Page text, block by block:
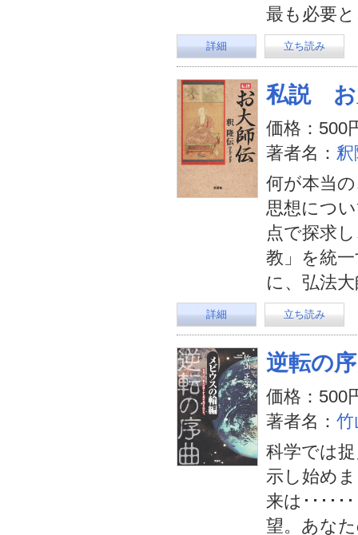
最も必要
詳細 立ち読み
私説 お
価格：500
著者名：
何が本当
思想につ
点で探求
教」を統
に、弘法
詳細 立ち読み
逆転の
価格：500
著者名： 竹
科学では
示し始め
来は･････
望。あな